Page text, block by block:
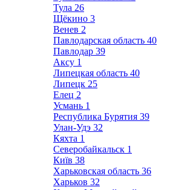
Тула 26
Щёкино 3
Венев 2
Павлодарская область 40
Павлодар 39
Аксу 1
Липецкая область 40
Липецк 25
Елец 2
Усмань 1
Республика Бурятия 39
Улан-Удэ 32
Кяхта 1
Северобайкальск 1
Київ 38
Харьковская область 36
Харьков 32